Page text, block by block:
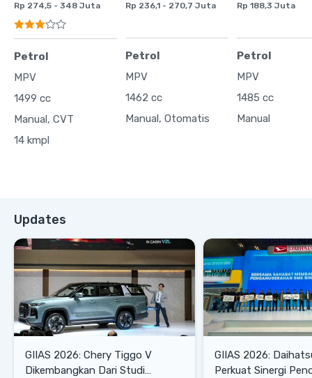
Rp 274,5 - 348 Juta
Petrol
MPV
1499 cc
Manual, CVT
14 kmpl
Rp 236,1 - 270,7 Juta
Petrol
MPV
1462 cc
Manual, Otomatis
Rp 188,3 Juta
Petrol
MPV
1485 cc
Manual
Updates
GIIAS 2026: Chery Tiggo V
Dikembangkan Dari Studi
GIIAS 2026:
Perkuat Sinergi